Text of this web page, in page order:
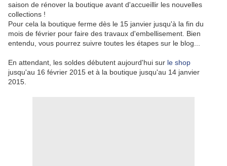
saison de rénover la boutique avant d'accueillir les nouvelles
collections !
Pour cela la boutique ferme dès le 15 janvier jusqu'à la fin du
mois de février pour faire des travaux d'embellisement. Bien
entendu, vous pourrez suivre toutes les étapes sur le blog...
En attendant, les soldes débutent aujourd'hui sur le shop
jusqu'au 16 février 2015 et à la boutique jusqu'au 14 janvier
2015.